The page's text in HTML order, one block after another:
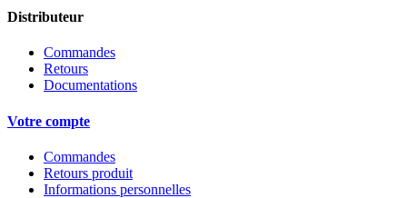
Distributeur
Commandes
Retours
Documentations
Votre compte
Commandes
Retours produit
Informations personnelles